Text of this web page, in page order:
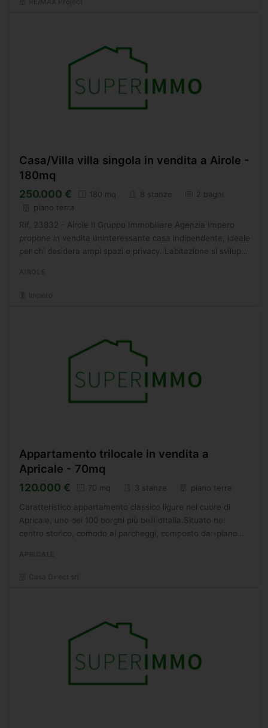
Casa/Villa villa singola in vendita a Airole -
180mq
250.000 € 180 mq 8 stanze
2 bagni
piano terra
Rif. 23832 - Airole Il Gruppo Immobiliare Agenzia Impero
propone in vendita uninteressante casa indipendente, ideale
per chi desidera ampi spazi e privacy. Labitazione si sviluppa
Appartamento trilocale in vendita a
Apricale - 70mq
120.000 € 70 mq 3 stanze piano terra
Caratteristico appartamento classico ligure nel cuore di
Apricale, uno dei 100 borghi più belli dItalia.Situato nel
centro storico, comodo ai parcheggi, composto da:-piano